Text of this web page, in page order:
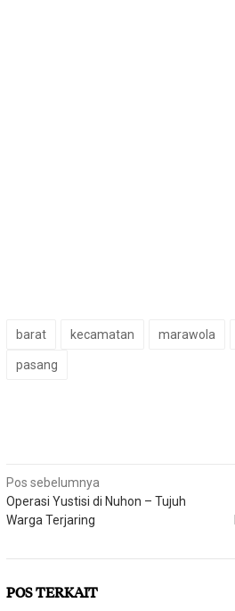
barat kecamatan marawola
pasang
Navigasi
pos
Pos sebelumnya
Operasi Yustisi di Nuhon – Tujuh
Warga Terjaring
POS TERKAIT